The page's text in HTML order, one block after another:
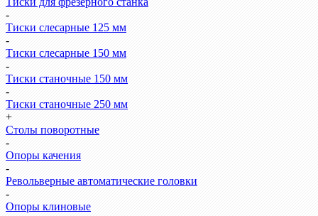
-
Тиски слесарные 125 мм
-
Тиски слесарные 150 мм
-
Тиски станочные 150 мм
-
Тиски станочные 250 мм
+
Столы поворотные
-
Опоры качения
-
Револьверные автоматические головки
-
Опоры клиновые